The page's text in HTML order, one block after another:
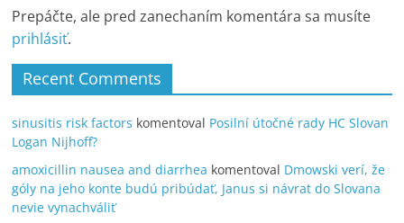
Prepáčte, ale pred zanechaním komentára sa musíte
prihlásiť.
Recent Comments
sinusitis risk factors komentoval Posilní útočné rady HC Slovan
Logan Nijhoff?
amoxicillin nausea and diarrhea komentoval Dmowski verí, že
góly na jeho konte budú pribúdať, Janus si návrat do Slovana
nevie vynachváliť